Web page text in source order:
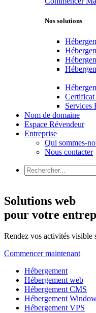
Nos solutions
Certificat
Services
Nom de domaine
Espace Révendeur
Entreprise
Qui sommes-
Nous contacter
Solutions web
pour votre
Rendez vos activités visible
Commencer maintenant
Hébergement
Hébergement web
Hébergement CMS
Hébergement
Hébergement VPS